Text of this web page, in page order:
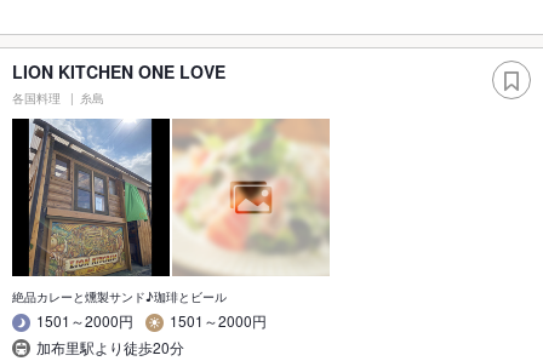
LION KITCHEN ONE LOVE
各国料理 糸島
絶品カレーと燻製サンド♪珈琲とビール
1501～2000円
1501～2000円
加布里駅より徒歩20分